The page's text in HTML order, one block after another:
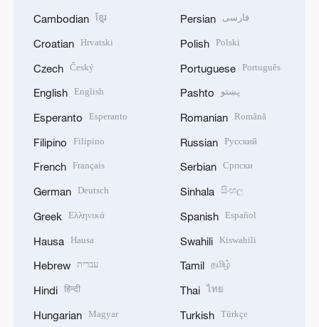
Cambodian ខ្មែរ
Croatian Hrvatski
Czech Český
English English
Esperanto Esperanto
Filipino Filipino
French Français
German Deutsch
Greek Ελληνικά
Hausa Hausa
Hebrew עברית
Hindi हिन्दी
Hungarian Magyar
Persian فارسی
Polish Polski
Portuguese Português
Pashto پښتو
Romanian Română
Russian Русский
Serbian Српски
Sinhala සිංහල
Spanish Español
Swahili Kiswahili
Tamil தமிழ்
Thai ไทย
Turkish Türkçe